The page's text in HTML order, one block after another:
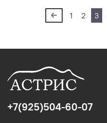
1 2 3
+7(925)504-60-07